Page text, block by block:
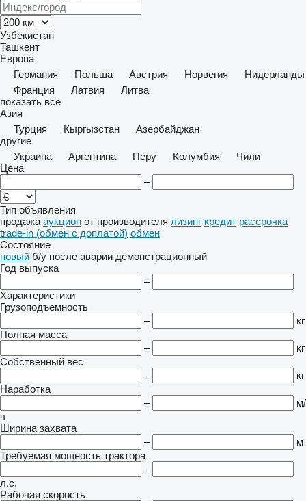
Узбекистан
Ташкент
Европа
Германия
Польша Австрия Норвегия
Нидерланды
Франция
Латвия
Литва
показать все
Азия
Турция
Кыргызстан
Азербайджан
другие
Украина
Аргентина Перу Колумбия
Чили
Цена
–
Тип объявления
продажа аукцион от производителя лизинг кредит рассрочка
trade-in (обмен с доплатой) обмен
Состояние
новый б/у после аварии демонстрационный
Год выпуска
–
Характеристики
Грузоподъемность
–
кг
Полная масса
–
кг
Собственный вес
–
кг
Наработка
–
м/
ч
Ширина захвата
–
м
Требуемая мощность трактора
–
л.с.
Рабочая скорость